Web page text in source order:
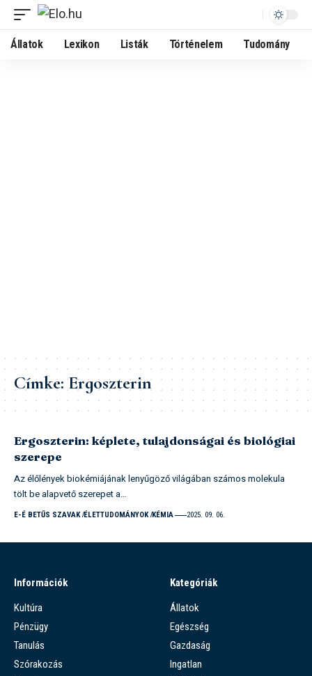
Állatok Lexikon Listák Történelem Tudomány
Címke:Ergoszterin
Ergoszterin: képlete, tulajdonságai és biológiai
szerepe
Az élőlények biokémiájának lenyűgöző világában számos molekula
tölt be alapvető szerepet a…
E-É BETŰS SZAVAK ÉLETTUDOMÁNYOK KÉMIA 2025. 09. 06.
Információk
Kultúra
Pénzügy
Tanulás
Szórakozás
Kategóriák
Állatok
Egészség
Gazdaság
Ingatlan